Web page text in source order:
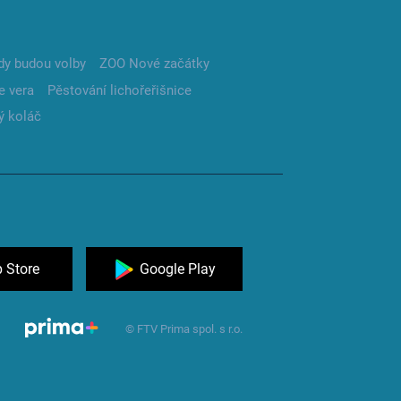
budou volby
ZOO Nové začátky
vera
Pěstování lichořeřišnice
koláč
Store Google Play
© FTV Prima spol. s r.o.